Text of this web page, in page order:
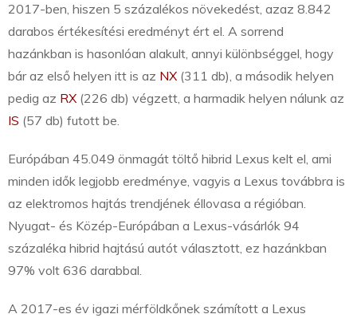
2017-ben, hiszen 5 százalékos növekedést, azaz 8.842
darabos értékesítési eredményt ért el. A sorrend
hazánkban is hasonlóan alakult, annyi különbséggel, hogy
bár az első helyen itt is az NX (311 db), a második helyen
pedig az RX (226 db) végzett, a harmadik helyen nálunk az
IS (57 db) futott be.
Európában 45.049 önmagát töltő hibrid Lexus kelt el, ami
minden idők legjobb eredménye, vagyis a Lexus továbbra is
az elektromos hajtás trendjének éllovasa a régióban.
Nyugat- és Közép-Európában a Lexus-vásárlók 94
százaléka hibrid hajtású autót választott, ez hazánkban
97% volt 636 darabbal.
A 2017-es év igazi mérföldkőnek számított a Lexus